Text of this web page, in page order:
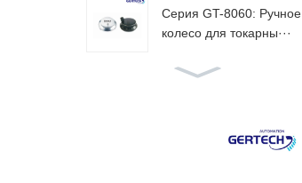
Серия GT-8060: Ручное
колесо для токарны···